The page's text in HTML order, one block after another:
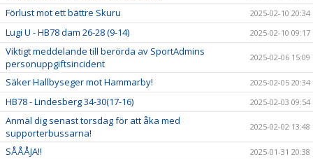
Förlust mot ett bättre Skuru 2025-02-10 20:34
Lugi U - HB78 dam 26-28 (9-14) 2025-02-10 09:17
Viktigt meddelande till berörda av SportAdmins
personuppgiftsincident
2025-02-06 15:09
Säker Hallbyseger mot Hammarby! 2025-02-05 20:34
HB78 - Lindesberg 34-30(17-16) 2025-02-03 09:54
Anmäl dig senast torsdag för att åka med
supporterbussarna!
2025-02-02 13:48
SÅÅÅJA!! 2025-01-31 20:38